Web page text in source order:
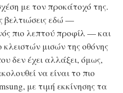
με τον προκάτοχό της.
βελτιώσεις εδώ —
πιο λεπτού προφίλ — και
μισών της οθόνης
δεν έχει αλλάξει, όμως,
να είναι το πιο
με τιμή εκκίνησης τα